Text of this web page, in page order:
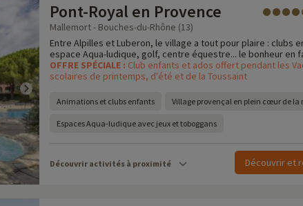
Pont-Royal en Provence
Mallemort - Bouches-du-Rhône (13)
Entre Alpilles et Luberon, le village a tout pour plaire : clubs
espace Aqua-ludique, golf, centre équestre... le bonheur en
OFFRE SPÉCIALE : Club enfants et ados offert pendant les
scolaires de printemps, d'été et de la Toussaint
Animations et clubs enfants Village provençal en plein cœur de la
Espaces Aqua-ludique avec jeux et toboggans
Découvrir activités à proximité Découvrir et